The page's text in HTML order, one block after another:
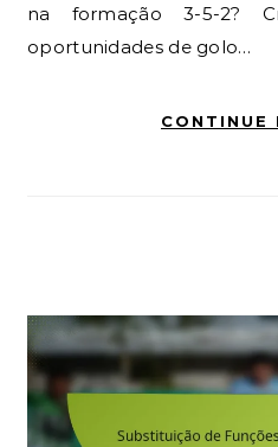
na formação 3-5-2?
oportunidades de golo…
CONTINUE